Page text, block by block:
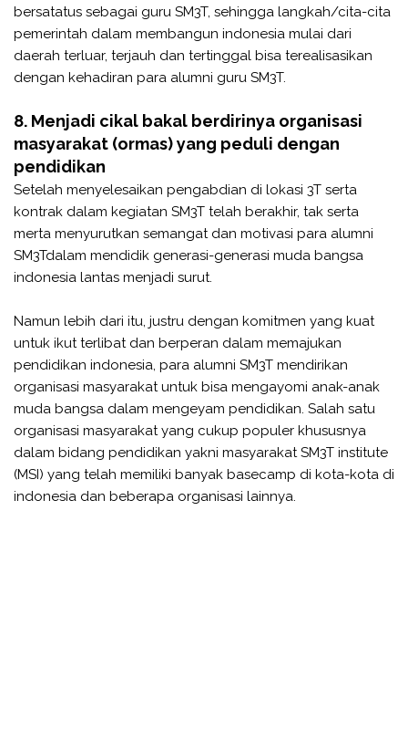
bersatatus sebagai guru SM3T, sehingga langkah/cita-cita
pemerintah dalam membangun indonesia mulai dari
daerah terluar, terjauh dan tertinggal bisa terealisasikan
dengan kehadiran para alumni guru SM3T.
8. Menjadi cikal bakal berdirinya organisasi
masyarakat (ormas) yang peduli dengan
pendidikan
Setelah menyelesaikan pengabdian di lokasi 3T serta
kontrak dalam kegiatan SM3T telah berakhir, tak serta
merta menyurutkan semangat dan motivasi para alumni
SM3Tdalam mendidik generasi-generasi muda bangsa
indonesia lantas menjadi surut.
Namun lebih dari itu, justru dengan komitmen yang kuat
untuk ikut terlibat dan berperan dalam memajukan
pendidikan indonesia, para alumni SM3T mendirikan
organisasi masyarakat untuk bisa mengayomi anak-anak
muda bangsa dalam mengeyam pendidikan. Salah satu
organisasi masyarakat yang cukup populer khususnya
dalam bidang pendidikan yakni masyarakat SM3T institute
(MSI) yang telah memiliki banyak basecamp di kota-kota di
indonesia dan beberapa organisasi lainnya.